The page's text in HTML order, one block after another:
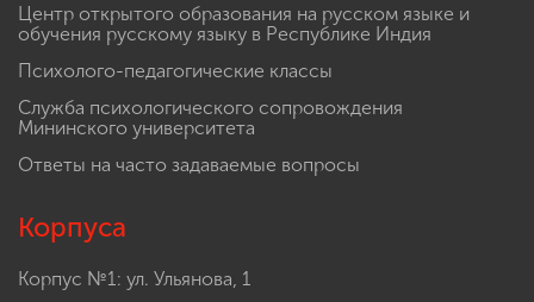
Центр открытого образования на русском языке и
обучения русскому языку в Республике Индия
Психолого-педагогические классы
Служба психологического сопровождения
Мининского университета
Ответы на часто задаваемые вопросы
Корпуса
Корпус №1: ул. Ульянова, 1